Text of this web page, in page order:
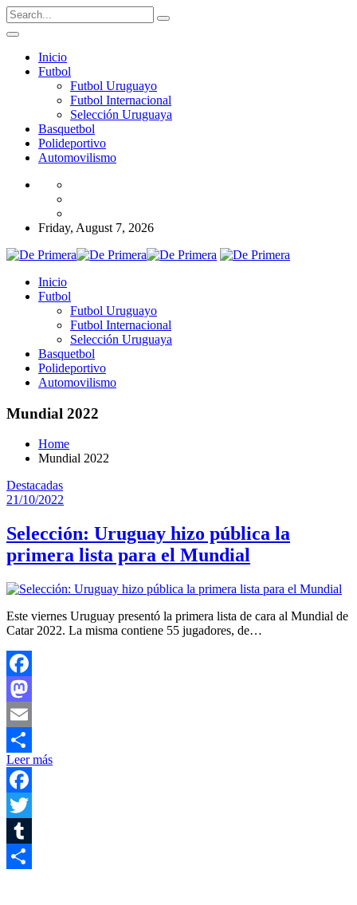
Inicio
Futbol
Futbol Uruguayo
Futbol Internacional
Selección Uruguaya
Basquetbol
Polideportivo
Automovilismo
Friday, August 7, 2026
Inicio
Futbol
Futbol Uruguayo
Futbol Internacional
Selección Uruguaya
Basquetbol
Polideportivo
Automovilismo
Mundial 2022
Home
Mundial 2022
Destacadas
21/10/2022
Selección: Uruguay hizo pública la
primera lista para el Mundial
Este viernes Uruguay presentó la primera lista de cara al Mundial de
Catar 2022. La misma contiene 55 jugadores, de…
Facebook
Mastodon
Email
Compartir
Leer más
Facebook
Twitter
Tumblr